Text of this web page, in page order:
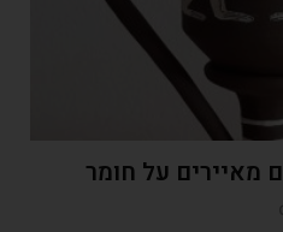
מאיירים על חומר